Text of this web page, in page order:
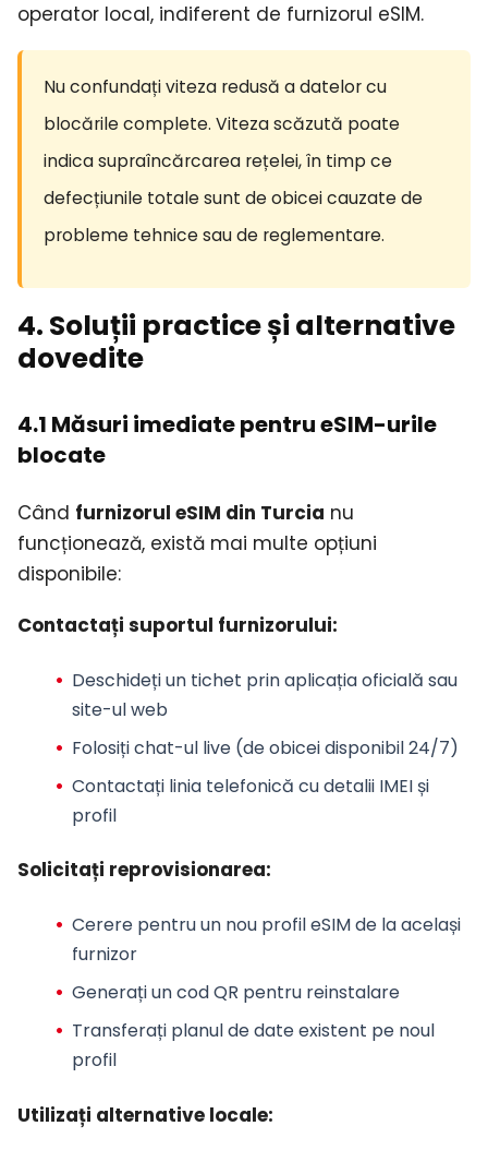
operator local, indiferent de furnizorul eSIM.
Nu confundați viteza redusă a datelor cu
blocările complete. Viteza scăzută poate
indica supraîncărcarea rețelei, în timp ce
defecțiunile totale sunt de obicei cauzate de
probleme tehnice sau de reglementare.
4. Soluții practice și alternative
dovedite
4.1 Măsuri imediate pentru eSIM-urile
blocate
Când furnizorul eSIM din Turcia nu
funcționează, există mai multe opțiuni
disponibile:
Contactați suportul furnizorului:
Deschideți un tichet prin aplicația oficială sau
site-ul web
Folosiți chat-ul live (de obicei disponibil 24/7)
Contactați linia telefonică cu detalii IMEI și
profil
Solicitați reprovisionarea:
Cerere pentru un nou profil eSIM de la același
furnizor
Generați un cod QR pentru reinstalare
Transferați planul de date existent pe noul
profil
Utilizați alternative locale: